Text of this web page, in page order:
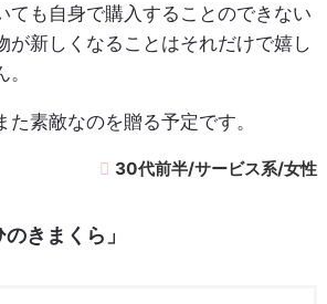
ても自身で購入することのできない
が新しくなることはそれだけで嬉し
素敵なのを贈る予定です。
30代前半/サービス系/女性
きまくら」